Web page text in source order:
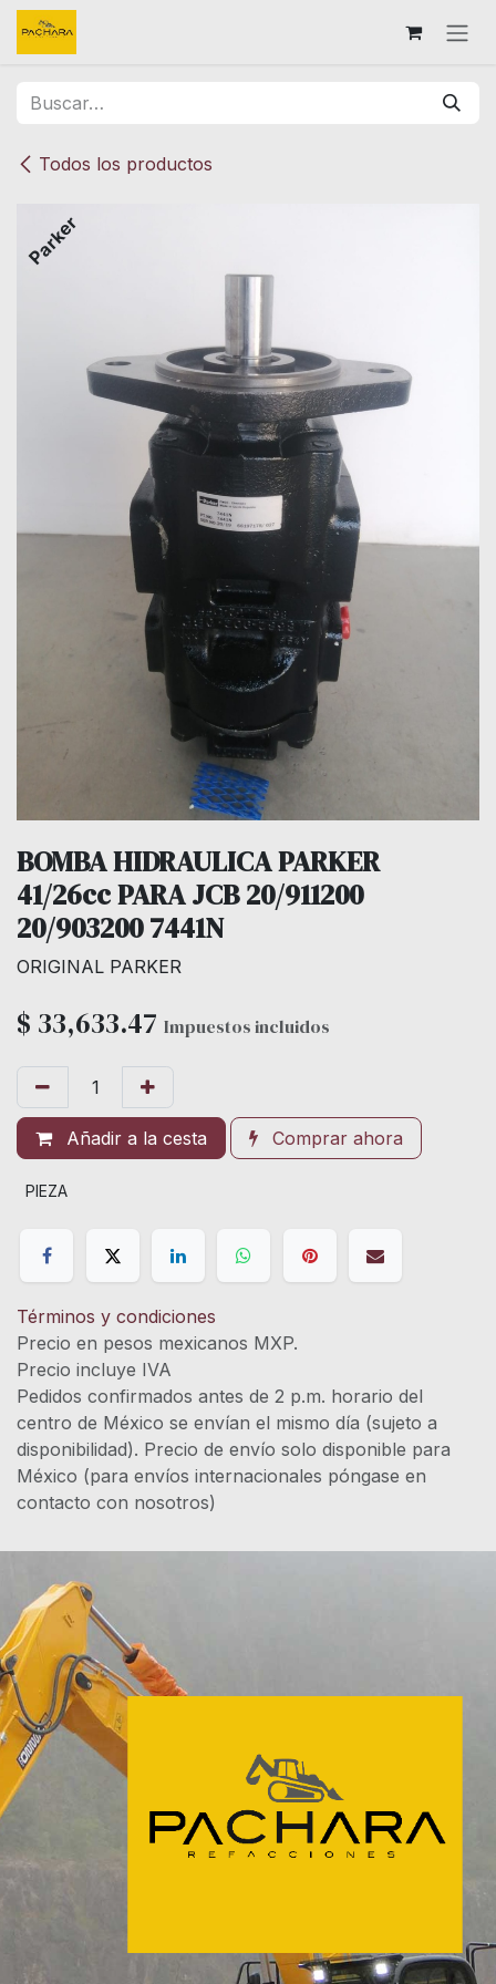
Ir al contenido
Todos los productos
Parker
BOMBA HIDRAULICA PARKER
41/26cc PARA JCB 20/911200
20/903200 7441N
ORIGINAL PARKER
$ 33,633.47 Impuestos incluidos
Añadir a la cesta Comprar ahora
PIEZA
Términos y condiciones
Precio en pesos mexicanos MXP.
Precio incluye IVA
Pedidos confirmados antes de 2 p.m. horario del
centro de México se envían el mismo día (sujeto a
disponibilidad). Precio de envío solo disponible para
México (para envíos internacionales póngase en
contacto con nosotros)